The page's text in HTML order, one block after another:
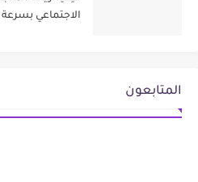
الاجتماعي بسرعة
المتابعون